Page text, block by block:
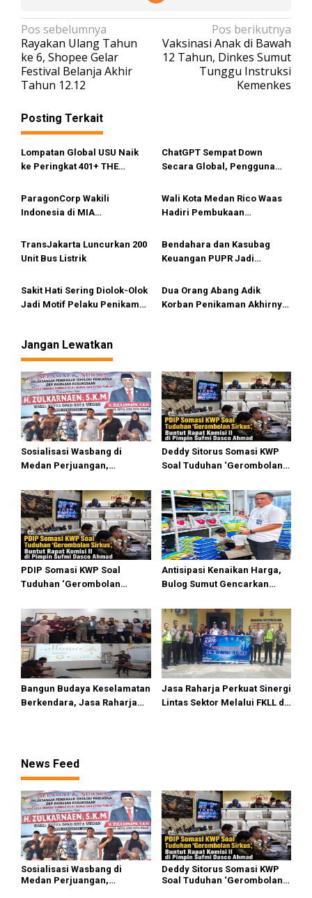
N
a
v
i
g
a
s
i
o
Pos sebelumnya
Rayakan Ulang Tahun
ke 6, Shopee Gelar
Festival Belanja Akhir
Tahun 12.12
Pos berikutnya
Vaksinasi Anak di Bawah
12 Tahun, Dinkes Sumut
Tunggu Instruksi
Kemenkes
Posting Terkait
Lompatan Global USU Naik
ke Peringkat 401+ THE
ChatGPT Sempat Down
Secara Global, Pengguna
ParagonCorp Wakili
Indonesia di MIA
Conference 2025
Wali Kota Medan Rico Waas
Hadiri Pembukaan
Bukittinggi
TransJakarta Luncurkan 200
Unit Bus Listrik
Bendahara dan Kasubag
Keuangan PUPR Jadi
Sakit Hati Sering Diolok-Olok
Jadi Motif Pelaku Penikaman
Dua Orang Abang Adik
Korban Penikaman Akhirnya
Jangan Lewatkan
Sosialisasi Wasbang di
Medan Perjuangan,
Perjuangkan Ruang Bermain
Anak
Deddy Sitorus Somasi KWP
Soal Tuduhan ‘Gerombolan
II Dipimpin Sufmi Dasco
Ahmad
PDIP Somasi KWP Soal
Tuduhan ‘Gerombolan
II Dipimpin Sufmi Dasco
Ahmad
Antisipasi Kenaikan Harga,
Bulog Sumut Gencarkan
Premium
Bangun Budaya Keselamatan
Berkendara, Jasa Raharja
Jasa Raharja Perkuat Sinergi
Lintas Sektor Melalui FKLL di
News Feed
Sosialisasi Wasbang di
Medan Perjuangan,
Deddy Sitorus Somasi KWP
Soal Tuduhan ‘Gerombolan